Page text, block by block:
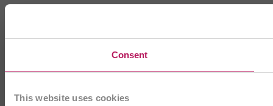
Consent
This website uses cookies